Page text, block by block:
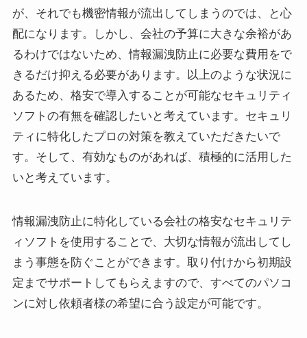
が、それでも機密情報が流出してしまうのでは、と心
配になります。しかし、会社の予算に大きな余裕があ
るわけではないため、情報漏洩防止に必要な費用をで
きるだけ抑える必要があります。以上のような状況に
あるため、格安で導入することが可能なセキュリティ
ソフトの有無を確認したいと考えています。セキュリ
ティに特化したプロの対策を教えていただきたいで
す。そして、有効なものがあれば、積極的に活用した
いと考えています。
情報漏洩防止に特化している会社の格安なセキュリテ
ィソフトを使用することで、大切な情報が流出してし
まう事態を防ぐことができます。取り付けから初期設
定までサポートしてもらえますので、すべてのパソコ
ンに対し依頼者様の希望に合う設定が可能です。